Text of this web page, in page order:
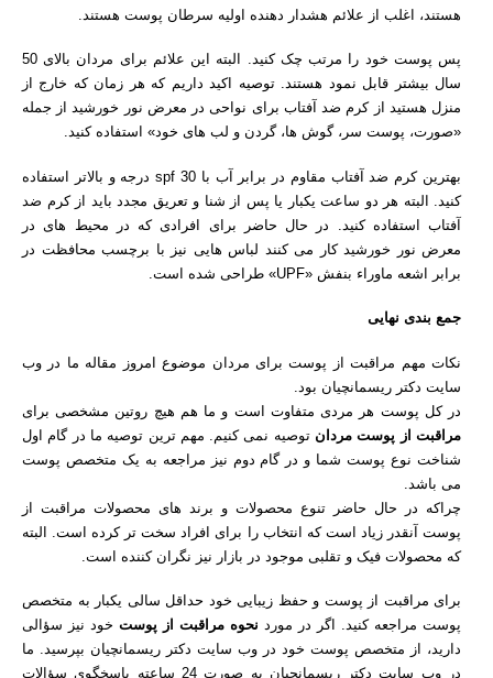
هستند، اغلب از علائم هشدار دهنده اولیه سرطان پوست هستند.
پس پوست خود را مرتب چک کنید. البته این علائم برای مردان بالای 50
سال بیشتر قابل نمود هستند. توصیه اکید داریم که هر زمان که خارج از
منزل هستید از کرم ضد آفتاب برای نواحی در معرض نور خورشید از جمله
«صورت، پوست سر، گوش ها، گردن و لب های خود» استفاده کنید.
بهترین کرم ضد آفتاب مقاوم در برابر آب با spf 30 درجه و بالاتر استفاده
کنید. البته هر دو ساعت یکبار یا پس از شنا و تعریق مجدد باید از کرم ضد
آفتاب استفاده کنید. در حال حاضر برای افرادی که در محیط های در
معرض نور خورشید کار می کنند لباس هایی نیز با برچسب محافظت در
برابر اشعه ماوراء بنفش «UPF» طراحی شده است.
جمع بندی نهایی
نکات مهم مراقبت از پوست برای مردان موضوع امروز مقاله ما در وب
سایت دکتر ریسمانچیان بود.
در کل پوست هر مردی متفاوت است و ما هم هیچ روتین مشخصی برای
مراقبت از پوست مردان توصیه نمی کنیم. مهم ترین توصیه ما در گام اول
شناخت نوع پوست شما و در گام دوم نیز مراجعه به یک متخصص پوست
می باشد.
چراکه در حال حاضر تنوع محصولات و برند های محصولات مراقبت از
پوست آنقدر زیاد است که انتخاب را برای افراد سخت تر کرده است. البته
که محصولات فیک و تقلبی موجود در بازار نیز نگران کننده است.
برای مراقبت از پوست و حفظ زیبایی خود حداقل سالی یکبار به متخصص
پوست مراجعه کنید. اگر در مورد نحوه مراقبت از پوست خود نیز سؤالی
دارید، از متخصص پوست خود در وب سایت دکتر ریسمانچیان بپرسید. ما
در وب سایت دکتر ریسمانچیان به صورت 24 ساعته پاسخگوی سؤالات